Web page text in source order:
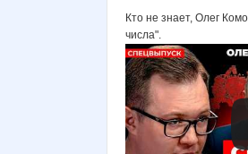
Кто не знает, Олег
числа".